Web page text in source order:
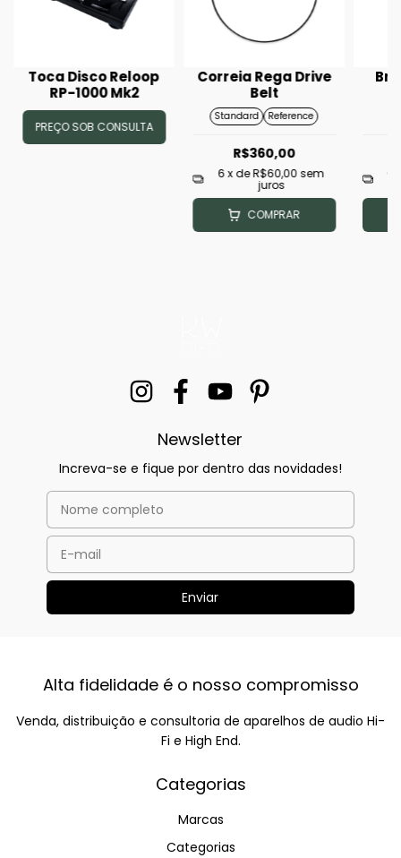
Toca Disco Reloop
RP-1000 Mk2
PREÇO SOB CONSULTA
Correia Rega Drive
Belt
Standard Reference
R$360,00
6 x deR$60,00 sem
juros
COMPRAR
6
Newsletter
Increva-se e fique por dentro das novidades!
Alta fidelidade é o nosso compromisso
Venda, distribuição e consultoria de aparelhos de audio Hi-
Fi e High End.
Categorias
Marcas
Categorias